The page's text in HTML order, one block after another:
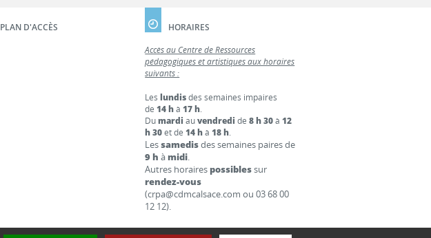
PLAN D'ACCÈS
HORAIRES
Accès au Centre de Ressources
pédagogiques et artistiques aux horaires
suivants :
Leslundisdes semaines impaires
de14 hà17 h.
Dumardi auvendredi de8 h 30à12
h 30et de14 hà18 h.
Lessamedisdes semaines paires de
9 h à midi.
Autres horaires possiblessur
rendez-vous
(crpa@cdmcalsace.com ou 03 68 00
12 12).